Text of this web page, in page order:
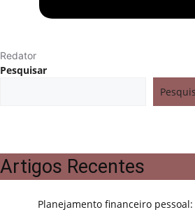
Redator
Pesquisar
Artigos Recentes
Planejamento financeiro